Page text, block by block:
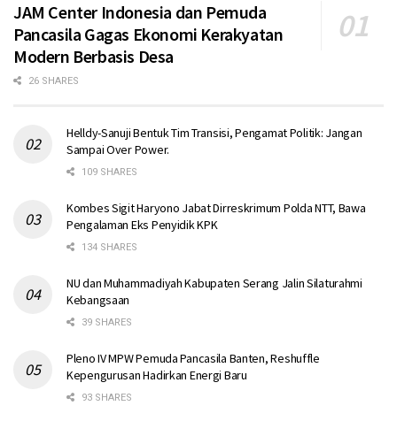
JAM Center Indonesia dan Pemuda
Pancasila Gagas Ekonomi Kerakyatan
Modern Berbasis Desa
26 SHARES
Helldy-Sanuji Bentuk Tim Transisi, Pengamat Politik: Jangan
Sampai Over Power.
109 SHARES
Kombes Sigit Haryono Jabat Dirreskrimum Polda NTT, Bawa
Pengalaman Eks Penyidik KPK
134 SHARES
NU dan Muhammadiyah Kabupaten Serang Jalin Silaturahmi
Kebangsaan
39 SHARES
Pleno IV MPW Pemuda Pancasila Banten, Reshuffle
Kepengurusan Hadirkan Energi Baru
93 SHARES